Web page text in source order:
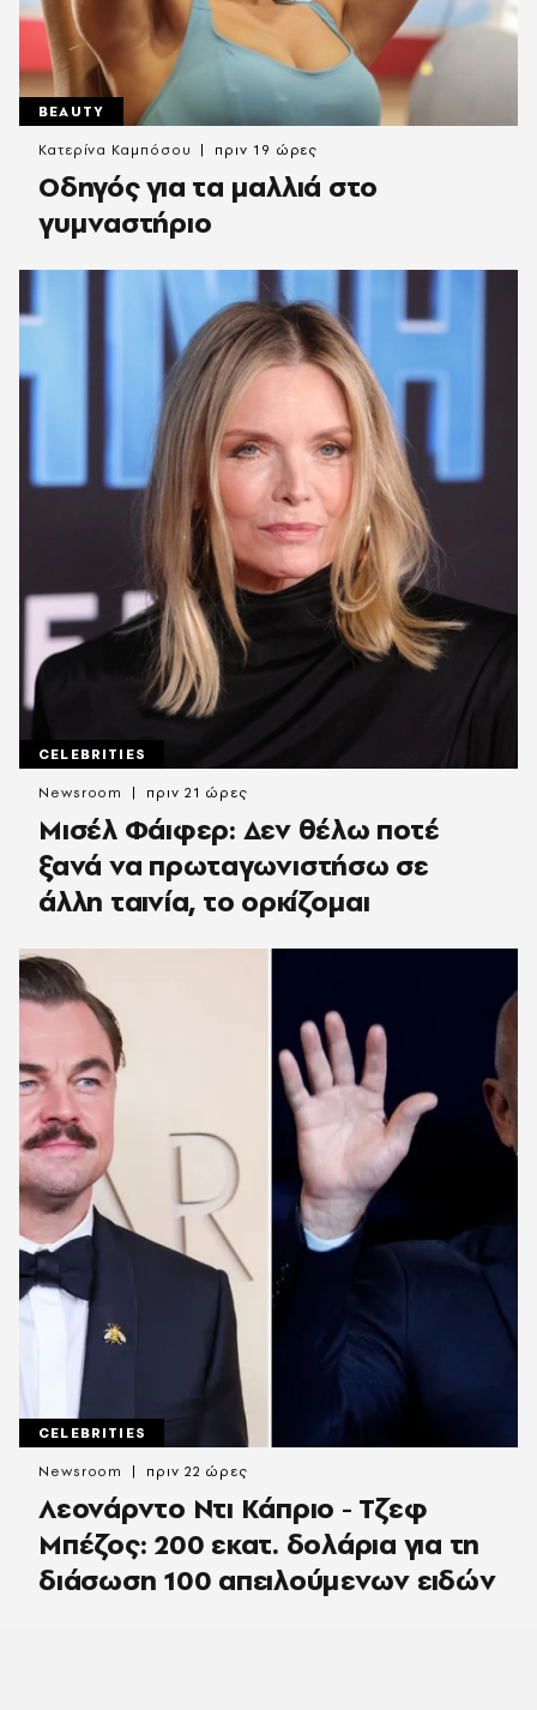
BEAUTY
Οδηγός για τα μαλλιά στο
γυμναστήριο
Κατερίνα Καμπόσου πριν 19 ώρες
CELEBRITIES
Μισέλ Φάιφερ: Δεν θέλω ποτέ
ξανά να πρωταγωνιστήσω σε
άλλη ταινία, το ορκίζομαι
Newsroom πριν 21 ώρες
CELEBRITIES
Λεονάρντο Ντι Κάπριο - Τζεφ
Μπέζος: 200 εκατ. δολάρια για τη
διάσωση 100 απειλούμενων ειδών
Newsroom πριν 22 ώρες